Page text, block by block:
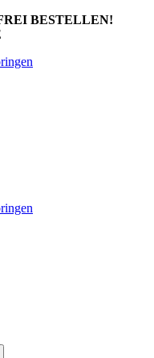
BESTELLEN!